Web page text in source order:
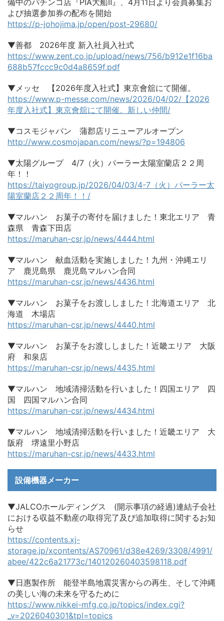
よび抽選参加券の配布を開始
https://p-johojima.jp/open/post-29680/
▼善都 2026年度 新入社員入社式
https://www.zent.co.jp/upload/news/756/b912e1f16ba
688b57fccc9c0d4a8659f.pdf
▼メッセ 【2026年度入社式】東京會舘にて開催。
https://www.p-messe.com/news/2026/04/02/【2026
年度入社式】東京會舘にて開催。新しい仲間/
▼コスモジャパン 蒲郡店リニューアルオープン
http://www.cosmojapan.com/news/?p=194806
▼太陽グループ 4/7（火）パーラー太陽室蘭店２２周
年！！
https://taiyogroup.jp/2026/04/03/4-7（火）パーラー太
陽室蘭店２２周年！！/
▼マルハン お菓子の寄付を届けました！東北エリア 青
森県 青森下田店
https://maruhan-csr.jp/news/4444.html
▼マルハン 献血活動を実施しました！九州・沖縄エリ
ア 鹿児島県 鹿児島マルハン合同
https://maruhan-csr.jp/news/4436.html
▼マルハン お菓子をお渡ししました！北海道エリア 北
海道 木場店
https://maruhan-csr.jp/news/4440.html
▼マルハン お菓子をお渡ししました！近畿エリア 大阪
府 和泉店
https://maruhan-csr.jp/news/4435.html
▼マルハン 地域清掃活動を行いました！四国エリア 四
国 四国マルハン合同
https://maruhan-csr.jp/news/4434.html
▼マルハン 地域清掃活動を行いました！近畿エリア 大
阪府 堺遠里小野店
https://maruhan-csr.jp/news/4433.html
設備機器メーカー
▼JALCOホールディングス (開示事項の経過)連結子会社
における収益不動産の取得完了及び追加取得に関するお知
らせ
https://contents.xj-
storage.jp/xcontents/AS70961/d38e4269/3308/4991/
abee/422c6a21773c/140120260403598118.pdf
▼日惠製作所 能登半島地震災害からの再生、そして沖縄
の美しい海の未来を守るために
https://www.nikkei-mfg.co.jp/topics/index.cgi?
_v=2026040301&tpl=topics